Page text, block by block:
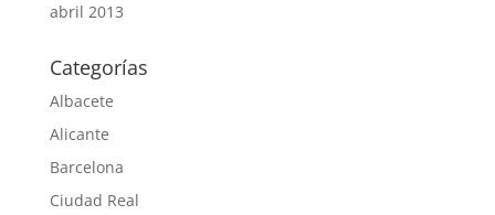
abril 2013
Categorías
Albacete
Alicante
Barcelona
Ciudad Real